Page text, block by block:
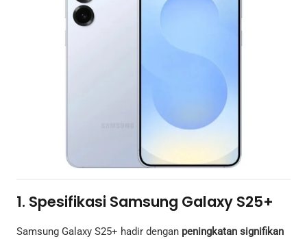
1. Spesifikasi Samsung Galaxy S25+
Samsung Galaxy S25+ hadir dengan peningkatan signifikan